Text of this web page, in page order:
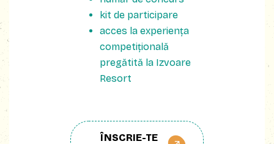
kit de participare
acces la experiența
competițională
pregătită la Izvoare
Resort
ÎNSCRIE-TE